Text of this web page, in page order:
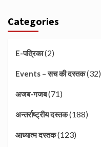
Categories
E-पत्रिका(2)
Events – सच की दस्तक(32)
अजब-गजब(71)
अन्तर्राष्ट्रीय दस्तक(188)
आध्यात्म दस्तक(123)